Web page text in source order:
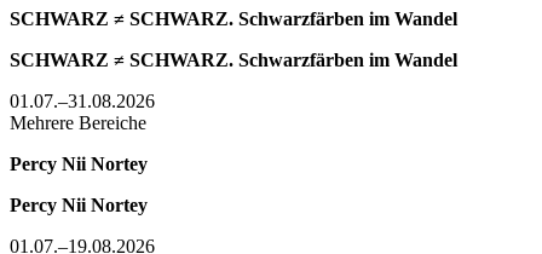
SCHWARZ ≠ SCHWARZ. Schwarzfärben im Wandel
SCHWARZ ≠ SCHWARZ. Schwarzfärben im Wandel
01.07.–31.08.2026
Mehrere Bereiche
Percy Nii Nortey
Percy Nii Nortey
01.07.–19.08.2026